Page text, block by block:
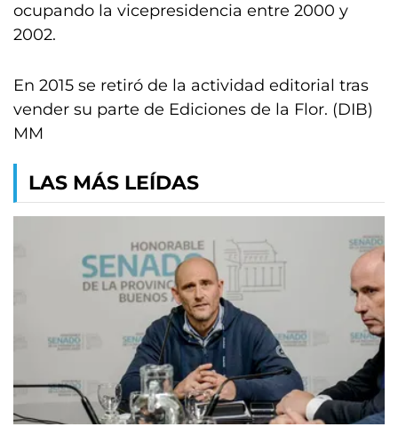
ocupando la vicepresidencia entre 2000 y
2002.
En 2015 se retiró de la actividad editorial tras
vender su parte de Ediciones de la Flor. (DIB)
MM
LAS MÁS LEÍDAS